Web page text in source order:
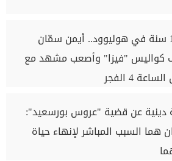
بعد 16 سنة في هوليوود.. أيمن سمّان
"فيزا" وأصعب مشهد مع
4 الفجر
دينية عن قضية "عروس بورسعيد":
هما السبب المباشر لإنهاء حياة